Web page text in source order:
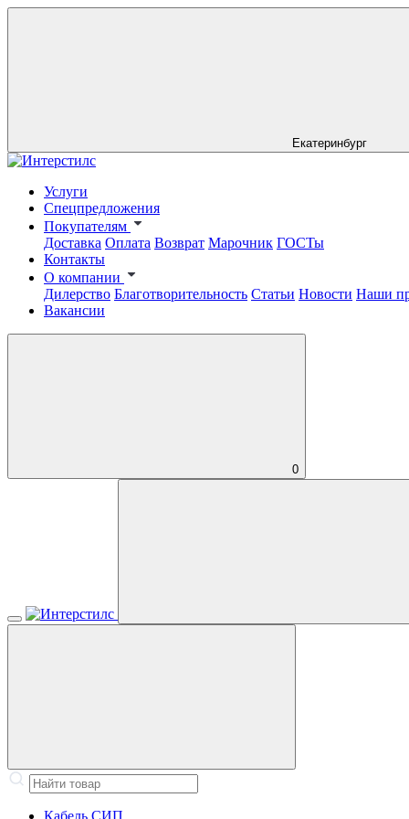
Екатеринбург
Услуги
Спецпредложения
Покупателям
Доставка Оплата Возврат Марочник ГОСТы
Контакты
О компании
Дилерство Благотворительность Статьи Новости Наши
Вакансии
0
Кабель СИП